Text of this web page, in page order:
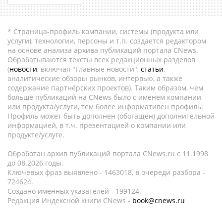
* Страница-профиль компании, системы (продукта или
услуги), технологии, персоны и т.п. создается редактором
на основе анализа архива публикаций портала CNews.
Обрабатываются тексты всех редакционных разделов
(новости, включая "Главные новости", статьи,
аналитические обзоры рынков, интервью, а также
содержание партнёрских проектов). Таким образом, чем
больше публикаций на CNews было с именем компании
или продукта/услуги, тем более информативен профиль.
Профиль может быть дополнен (обогащен) дополнительной
информацией, в т.ч. презентацией о компании или
продукте/услуге.
Обработан архив публикаций портала CNews.ru c 11.1998
до 08.2026 годы.
Ключевых фраз выявлено - 1463018, в очереди разбора -
724624.
Создано именных указателей - 199124.
Редакция Индексной книги CNews - book@cnews.ru